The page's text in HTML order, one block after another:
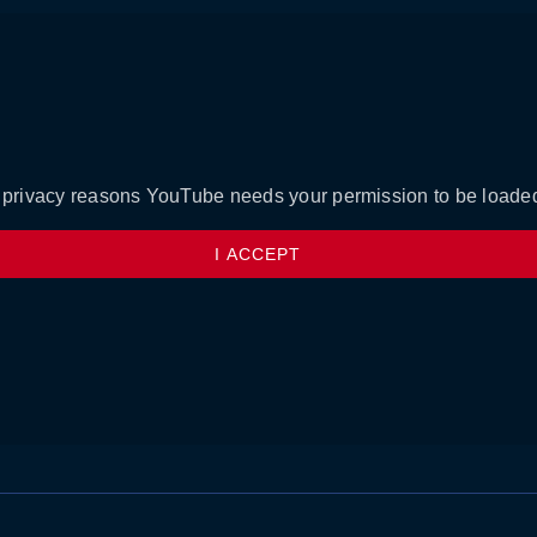
reasons YouTube needs your permission to be
I ACCEPT